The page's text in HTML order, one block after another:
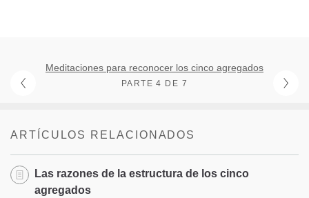
Meditaciones para reconocer los cinco agregados
PARTE 4 DE 7
ARTÍCULOS RELACIONADOS
Las razones de la estructura de los cinco
agregados